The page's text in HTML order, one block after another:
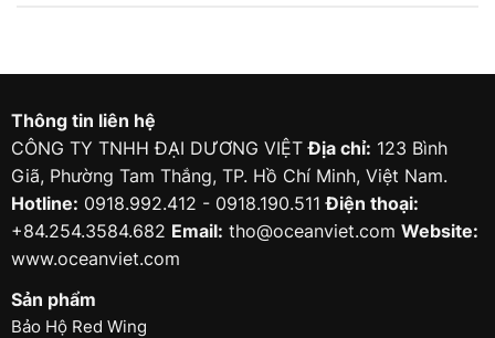
Thông tin liên hệ
CÔNG TY TNHH ĐẠI DƯƠNG VIỆTĐịa chỉ: 123 Bình
Giã, Phường Tam Thắng, TP. Hồ Chí Minh, Việt Nam.
Hotline: 0918.992.412 - 0918.190.511Điện thoại:
+84.254.3584.682 Email: tho@oceanviet.com Website:
www.oceanviet.com
Sản phẩm
Bảo Hộ Red Wing